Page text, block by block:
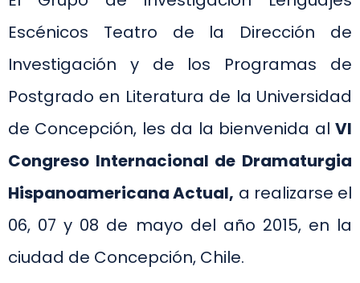
Escénicos Teatro de la Dirección de
Investigación y de los Programas de
Postgrado en Literatura de la Universidad
de Concepción, les da la bienvenida al VI
Congreso Internacional de Dramaturgia
Hispanoamericana Actual, a realizarse el
06, 07 y 08 de mayo del año 2015, en la
ciudad de Concepción, Chile.